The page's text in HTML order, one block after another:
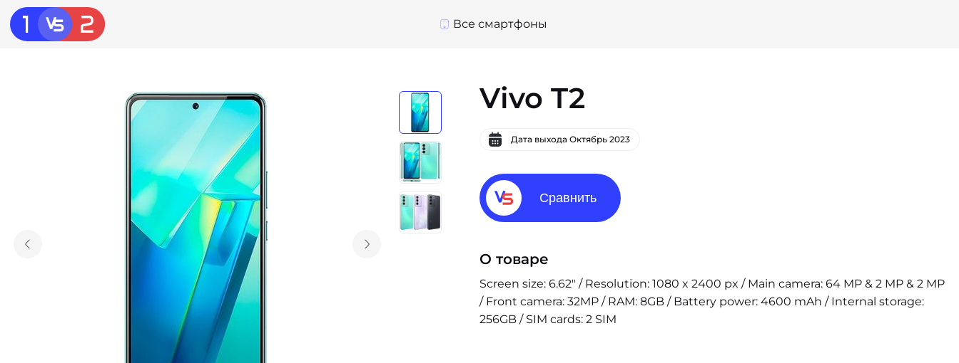
Все смартфоны
Vivo T2
Дата выхода Октябрь 2023
Сравнить
О товаре
Screen size: 6.62" / Resolution: 1080 x 2400 px / Main camera: 64 MP & 2 MP & 2 MP
/ Front camera: 32MP / RAM: 8GB / Battery power: 4600 mAh / Internal storage:
256GB / SIM cards: 2 SIM